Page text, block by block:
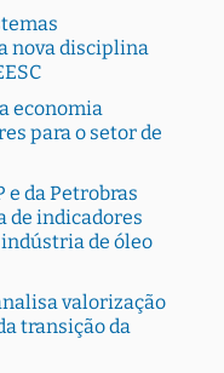
nova disciplina
economia
para o setor de
e da Petrobras
de indicadores
de óleo
valorização
transição da